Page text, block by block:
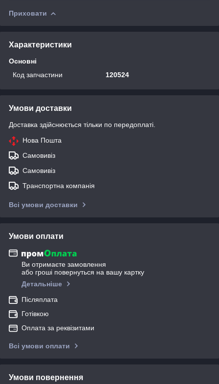
Приховати
Характеристики
Основні
Код запчастини
120524
Умови доставки
Доставка здійснюється тільки по передоплаті.
Нова Пошта
Самовивіз
Самовивіз
Транспортна компанія
Всі умови доставки
Умови оплати
Ви отримаєте замовлення
або гроші повернуться на вашу картку
Детальніше
Післяплата
Готівкою
Оплата за реквізитами
Всі умови оплати
Умови повернення